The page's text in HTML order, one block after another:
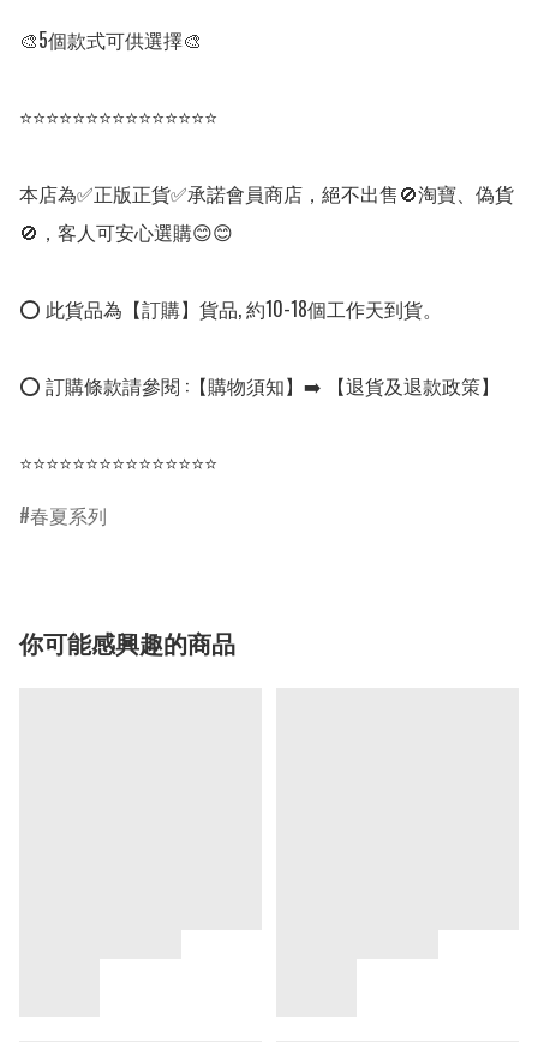
🎨5個款式可供選擇🎨
⭐⭐⭐⭐⭐⭐⭐⭐⭐⭐⭐⭐⭐⭐⭐
本店為✅正版正貨✅承諾會員商店，絕不出售🚫淘寶、偽貨
🚫，客人可安心選購😊😊
⭕ 此貨品為【訂購】貨品, 約10-18個工作天到貨。
⭕ 訂購條款請參閱 :【購物須知】➡️ 【退貨及退款政策】
⭐⭐⭐⭐⭐⭐⭐⭐⭐⭐⭐⭐⭐⭐⭐
春夏系列
你可能感興趣的商品